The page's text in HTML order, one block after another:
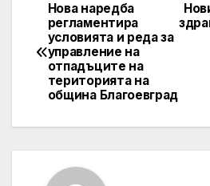
Post
navigation
Нова наредба
регламентира
условията и реда за
управление на
отпадъците на
територията на
община Благоевград